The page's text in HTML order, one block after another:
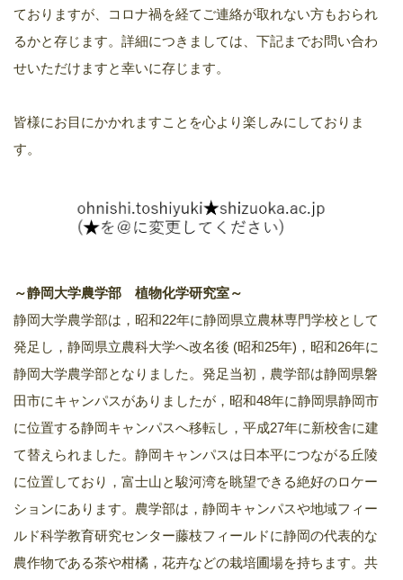
ておりますが、コロナ禍を経てご連絡が取れない方もおられ
るかと存じます。詳細につきましては、下記までお問い合わ
せいただけますと幸いに存じます。
皆様にお目にかかれますことを心より楽しみにしておりま
す。
～静岡大学農学部 植物化学研究室～
静岡大学農学部は，昭和22年に静岡県立農林専門学校として
発足し，静岡県立農科大学へ改名後 (昭和25年)，昭和26年に
静岡大学農学部となりました。発足当初，農学部は静岡県磐
田市にキャンパスがありましたが，昭和48年に静岡県静岡市
に位置する静岡キャンパスへ移転し，平成27年に新校舎に建
て替えられました。静岡キャンパスは日本平につながる丘陵
に位置しており，富士山と駿河湾を眺望できる絶好のロケー
ションにあります。農学部は，静岡キャンパスや地域フィー
ルド科学教育研究センター藤枝フィールドに静岡の代表的な
農作物である茶や柑橘，花卉などの栽培圃場を持ちます。共